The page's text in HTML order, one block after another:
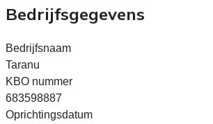
Bedrijfsgegevens
Bedrijfsnaam
Taranu
KBO nummer
683598887
Oprichtingsdatum